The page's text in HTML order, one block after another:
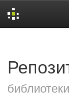
библиотеки